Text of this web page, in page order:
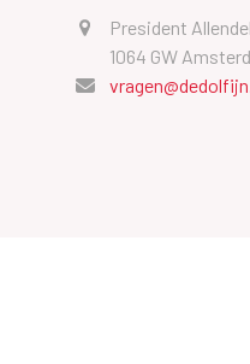
President
1064 GW